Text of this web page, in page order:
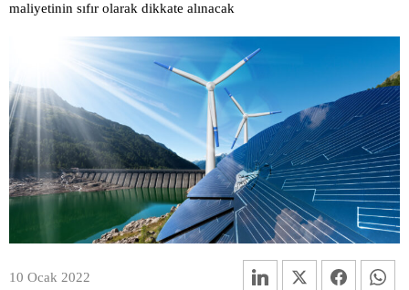
maliyetinin sıfır olarak dikkate alınacak
10 Ocak 2022